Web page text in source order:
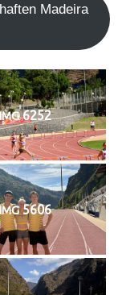
Madei­ra
6252
5606